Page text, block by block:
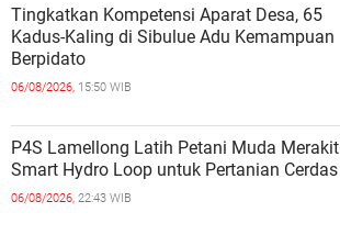
Tingkatkan Kompetensi Aparat Desa, 65
Kadus-Kaling di Sibulue Adu Kemampuan
Berpidato
06/08/2026, 15:50 WIB
P4S Lamellong Latih Petani Muda Merakit
Smart Hydro Loop untuk Pertanian Cerdas
06/08/2026, 22:43 WIB